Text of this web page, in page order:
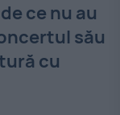
ce nu au
său
cu